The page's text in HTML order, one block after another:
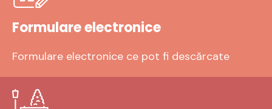
Formulare electronice
Formulare electronice ce pot fi descărcate